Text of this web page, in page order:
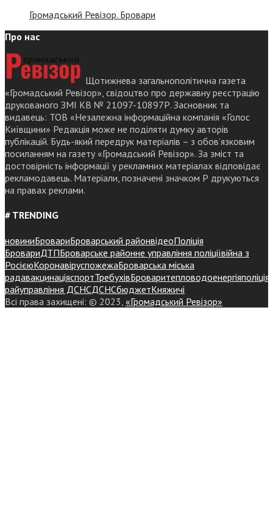
Громадський Ревізор. Бровари
Про нас
Щотижнева загальнополітична газета
«Громадський Ревізор», свідоцтво про державну реєстрацію
друкованого ЗМІ КВ № 21097-10897Р. Засновник та
видавець: ТОВ «Незалежна інформаційна компанія «Голос
Київщини» Редакція може не поділяти думку авторів
публікацій. Будь-який передрук матеріалів – з обов’язковим
посиланням на газету «Громадський Ревізор». За зміст та
достовірність інформації у рекламних матеріалах відповідає
рекламодавець. Матеріали, позначені значком Р друкуються
на правах реклами.
# TRENDING
новиниБровариБроварський районвідеоПоліція
БровариДТПБроварське районне управління поліціївійна з
РосієюКоронавіруспожежаБроварська міська
радавакцинаціяспортТребухівБроваритепловодоенергіяполіція
райуправління ДСНСДСНСбюджетКняжичі
Всі права захищені: © 2023, «Громадський Ревізор»